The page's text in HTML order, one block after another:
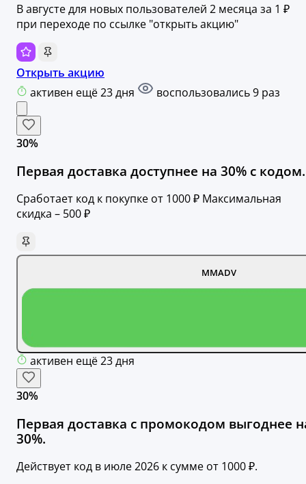
В августе для новых пользователей 2 месяца за 1 ₽
при переходе по ссылке "открыть акцию"
Открыть акцию
активен ещё 23 дня
воспользовались 9 раз
30%
Первая доставка доступнее на 30% с кодом.
Сработает код к покупке от 1000 ₽ Максимальная
скидка – 500 ₽
MMADV
активен ещё 23 дня
30%
Первая доставка с промокодом выгоднее
30%.
Действует код в июле 2026 к сумме от 1000 ₽.